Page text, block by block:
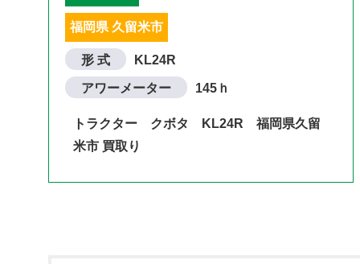
福岡県 久留米市
形 式 KL24R
アワーメーター 145ｈ
トラクター クボタ KL24R 福岡県久留
米市 買取り